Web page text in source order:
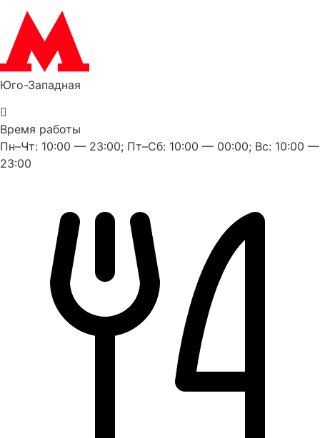
Юго-Западная
Время работы
Пн–Чт: 10:00 — 23:00; Пт–Сб: 10:00 — 00:00; Вс: 10:00 —
23:00